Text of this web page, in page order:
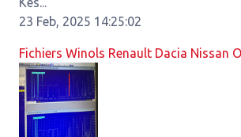
23 Feb, 2025 14:25:02
Fichiers Winols Renault Dacia Nissan